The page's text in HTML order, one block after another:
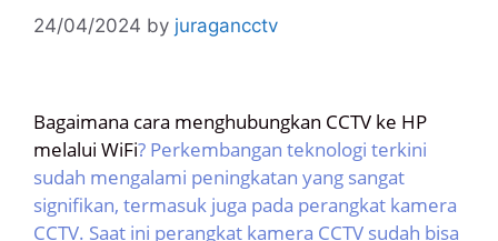
24/04/2024 by juragancctv
Bagaimana cara menghubungkan CCTV ke HP
melalui WiFi? Perkembangan teknologi terkini
sudah mengalami peningkatan yang sangat
signifikan, termasuk juga pada perangkat kamera
CCTV. Saat ini perangkat kamera CCTV sudah bisa